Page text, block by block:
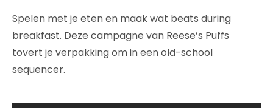
Spelen met je eten en maak wat beats during
breakfast. Deze campagne van Reese’s Puffs
tovert je verpakking om in een old-school
sequencer.